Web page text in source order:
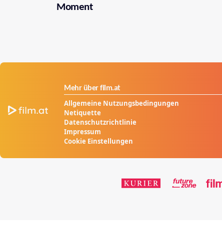
Moment
Mehr über film.at
Allgemeine Nutzungsbedingungen
Netiquette
Datenschutzrichtlinie
Impressum
Cookie Einstellungen